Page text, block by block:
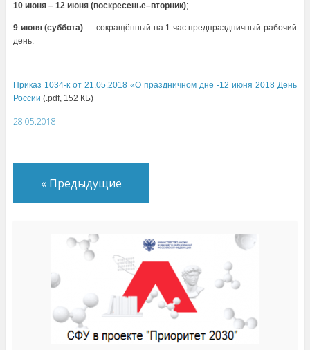
10 июня – 12 июня (воскресенье–вторник);
9 июня (суббота) — сокращённый на 1 часпредпраздничный рабочий
день.
Приказ 1034-к от 21.05.2018 «О праздничном дне -12 июня 2018 День
России (.pdf, 152 КБ)
28.05.2018
«Предыдущие